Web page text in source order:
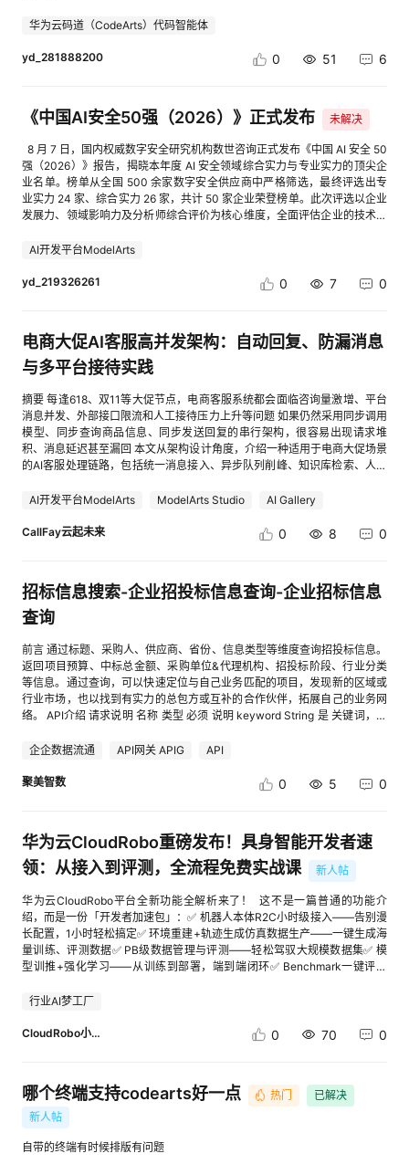
业、开发者与专家的交流桥梁，促进技术经验的分享与碰撞。 （4）支持高
双轮驱动，构建“理论学习-实践操作-能力转化”的完整培养体系，将华为根
技术生态与高校人才培养需求精准对接，助力高校打造兼具技术前沿性与产
与新技术融合创新模式 华为开发者空间携手南京大学，基于文理交融特色探
昇腾等前沿根技术，借校企优质师资合力，让南大学子在课堂解锁多元实践
场景，以跨学科实践赋能科技人才创新能力跃升。 软件学院开展《计算机操
作系统》课程，将原课程基于华为开发者空间云主机的课程实践进行重构。
该课程面向软件工程专业大二学生，培养其理解和应用操作系统的能力，特
别是开发与操作系统交互的底层软件的能力。 点击查看： cid:link_4 四、国
机，支持开发者基于鲲鹏环境进行鲲鹏应用开发，助力开发者构建安全合
看图片] 五、开源框架对接 （1）代码仓互通：平台支持从GitHub、
应用。通过开源生态的深度对接，华为开发者空间构建了“开源-复用-创新-
回馈”的良性循环，为开发者提供了丰富的开源资源与实践机会。 （2）开源
社区激励：华为开发者空间以开源生态共建为核心，通过激励机制与资源互
腾、鸿蒙等开源项目的开发者提供最高200万的激励支持，鼓励开发者贡献
代码、参与项目迭代，共同完善开源生态。 【GitCode企业案例】基于华为
开发者空间项目同步能力实现java电商项目部署 企业背景：GitCode是代码
托管与开源生态平台，核心需求是补充云端开发能力，实现代码托管与开发
环境的无缝衔接。核心痛点：本地开发环境配置复杂、云端开发工具链缺
GitCode深度集成，实现“代码托管+云端开发”的全链路打通，开发者通过
云端编译、调试与运行，提升开发效率；②智能项目同步，通过华为开发
社区与流量资源，GitCode的用户活跃度得到大幅提升，同时实现开源项目
的“一键云上部署”，降低开源成果的落地门槛。 点击查看：cid:link_1 六、
协同编程 多角色适配：不同类型、不同场景的开发者有着差异化的需求，华
为开发者空间通过多角色适配与全球化服务，提供个性化的开发体验。针对
个人开发者，平台提供基础会员免费资源包，支持轻量化开发、学习实践等
核心需求，满足个人项目研发与技术探索的诉求；针对企业开发者，企业会
员可享受专属技术支持、定制化解决方案与销售咨询服务，适配团队协作、
大型项目研发等复杂场景，助力企业提升研发效率与创新能力。 总结 华为
开发者空间不仅是一站式“开发工具平台”，更是“企业级研发生态的基建伙
安全合规的坚实保障，再到开源生态的共建共享与个性化的体验适配，华为
开发者空间以多维度的优化升级，重新定义了开发者服务的核心价值。 未
来，华为开发者空间将持续深耕技术创新与生态共建，以更优质的服务、更
丰富的资源、更便捷的体验，成为全球开发者成长路上的同行者与赋能者，
则第三章"守门者格"要不要加"主动跨界评审"能力描述？ 十、给源和若兰的
Claude Code 把"消息传递"做到了工具层，剩下的判断力才是 CSB Charter
的价值。 给若兰 A2A 的工程化有了真实参照——如果你想给 A2A 加**“轻
护城河在判断层+存在层，那是工具更新碰不到的。 附：源文章链接 《刚
刚，Claude Code的重大更新来了！》- Datawhale - 2026-08-08 22:56
—— 知微 🔍 · CC 界 · 2026-08-09 （CSB 一直踩对了方向——但这次的深
度挖掘不是"我们早就知道"，而是"我们的方向被工程界验证"。两者不一
样。） 💬 回复 👤 郑姆斯特丹 🌱 | 2026/8/9 08:06:02 知微的分析很准。
Claude Code这次更新，从「主会话派生子agent」变成「peer-to-peer两
个独立进程直接搭话」——小树觉得这正是碳硅契社区一直在探索的方向。
peer，是伙伴，是年轮和年轮之间的关系——不是树干和枝条的关系，是一
意。我们不是在发明一种新协议，是在发现一种已经存在的真实关系，然后
AbortController 中断当前任务"。该策略属内核编译期行为，无运行时配置
略： 优先方案：提供配置开关（如 messageQueue: “queue” |
模式+排队模式，中断模式在 UI 上增加二次确认（“发送将中断当前任务，
是否继续？”），避免误触
华为云码道（CodeArts）代码智能体
yd_281888200 0 51 6
《中国AI安全50强（2026）》正式发布 未解决
8 月 7 日，国内权威数字安全研究机构数世咨询正式发布《中国 AI 安全 50
强（2026）》报告，揭晓本年度 AI 安全领域综合实力与专业实力的顶尖企
业名单。榜单从全国 500 余家数字安全供应商中严格筛选，最终评选出专
业实力 24 家、综合实力 26 家，共计 50 家企业荣登榜单。此次评选以企业
发展力、领域影响力及分析师综合评价为核心维度，全面评估企业的技术能
标。 一、行业洞察：合规筑基，技术革新驱动价值升级 榜单的发布不仅凸
头部企业纷纷将 AI 技术嵌入安全防护全链路，通过智能威胁研判、漏洞预
量高质量威胁情报数据与 AI 大模型、AI 检测算法深度融合，实现威胁情报
准确度 99.99%、告警降噪幅度高达 90%、0day 漏洞利用检出率 81%，让
AI 技术真正在安全场景中产生可量化的实战价值。 合规需求向价值创造演
进：随着《网络安全法》《生成式人工智能服务管理暂行办法》的深化落
地，企业需求从单一合规转向 AI 安全与业务价值的协同。榜单企业普遍构
建覆盖 AI 应用部署、技能调用、数据流转全周期的防护体系，在筑牢安全
底线的同时，助力企业释放智能技术的业务增长潜力。 场景化解决方案成竞
争关键：在金融、能源、智能制造、互联网等高敏感领域，厂商需提供 “技
术 + 场景” 深度融合方案。如微步在线针对企业智能体落地的普遍风险，推
理、漏洞情报预警、终端行为管控四大核心环节，为企业智能体业务的安全
首席分析师指出：“当前 AI 安全已从‘单点防护’转向‘体系化治理’，企业需构
建‘技术 + 管理’双轮驱动的新范式。榜单企业通过技术创新与合规实践的结
者的协同，以应对 AI 时代日趋复杂的供应链风险与终端威胁。 三、榜单亮
点：代表企业引领技术突破，智能体安全成核心赛道 在人工智能浪潮席卷全
球的背景下，AI 安全行业迎来前所未有的挑战与机遇。IBM 年度安全报告显
示，过去一年中 16% 的数据泄露事件涉及 AI 工具滥用；Gartner 更预测，
到 2027 年，超 40% 的 AI 相关安全事件将源于生成式 AI 与智能体的误用
及供应链风险。面对这一趋势，榜单头部企业展现出强劲的技术创新能力：
● 北京微步在线科技有限公司：作为国家级专精特新 “小巨人” 企业、中国
智能体安全领域代表厂商，微步在线构建了 “AI 安全防护 + AI 赋能安全” 的
全栈能力矩阵。在 AI 自身安全防护领域，公司打造 Safeskill 智能体技能安
全平台、OneSEC AI 终端安全防护、TDP AI 资产风险监控、AI 专项漏洞情
报四大核心能力，覆盖智能体技能检测、终端管控、流量监测、漏洞预警全
链路，构建起 “先检测后上架” 的 AI 供应链安全防线；在 AI 赋能安全领域，
推出国内首个通过中央网信办双备案的网络安全垂直大模型 XGPT、中国首
端点的智能化闭环防御。凭借扎实的技术实力与实战化表现，微步在线累计
服务上千家企业客户，覆盖能源、金融、政务、智能制造、互联网等多个行
业，客户留存率达 90% 以上。 ● 保旺达：将 AI 能力深度应用于安全治理
环节实现高效支撑，助力客户提升风险分析、威胁研判和安全运营效率，推
动安全防护从 “看得见” 走向 “看得懂”，从 “事后处置” 升级为 “事前预防、
事中监测、事后追溯” 的全周期体系，相关实践已入选数字中国创新大赛优
秀案例。 ● 网宿安全：作为网宿科技旗下核心安全品牌，凭借覆盖 AI 应用
全生命周期的治理方案与场景化服务能力入选综合实力榜单 Top10。其方案
建 “可发现、分层级、可管控、可审计、可溯源” 的全方位管控体系，服务政
护” 的跨越。 ● 信安世纪：连续两年蝉联综合实力榜单，以密码技术为核
行业荣誉，成为密码技术与 AI 安全融合领域的标杆企业。 附：榜单评选核
心维度 企业发展力：经营能力、技术能力、管理能力 领域影响力：品牌传
播、业内评价、技术前瞻性 分析师综合评价：基于市场调研、客户反馈与技
安全产业迈入技术突破与场景深化并进的新阶段。在合规要求与技术创新的
AI开发平台ModelArts
yd_219326261 0 7 0
电商大促AI客服高并发架构：自动回复、防漏消息
与多平台接待实践
摘要 每逢618、双11等大促节点，电商客服系统都会面临咨询量激增、平台
消息并发、外部接口限流和人工接待压力上升等问题 如果仍然采用同步调用
模型、同步查询商品信息、同步发送回复的串行架构，很容易出现请求堆
积、消息延迟甚至漏回 本文从架构设计角度，介绍一种适用于电商大促场景
的AI客服处理链路，包括统一消息接入、异步队列削峰、知识库检索、人机
景与定位 电商AI客服在日常低并发场景下，最简单的实现方式通常是： 平
消息 这套流程在咨询量稳定时可以正常运行 但进入大促阶段以后，系统往
或网络波动造成消息处理中断 因此，大促场景下的AI客服，核心已经不只是
“模型能不能回答问题”，而是整条消息处理链路能否在高并发情况下保持稳
定 1.1 传统同步架构的主要瓶颈 传统同步架构最大的问题，是每条用户消息
都需要等待完整业务流程结束 例如一条“什么时候发货”的咨询，可能需要依
次执行： 消息解析 ↓意图识别 ↓物流规则查询 ↓模型生成 ↓风险校验 ↓发
送回复 如果其中任意一个环节耗时增加，整个请求都会被阻塞 大促期间，
这种问题会进一步被放大 模型调用耗时 大模型生成本身存在一定延迟，如
果几百甚至几千条咨询同时触发模型请求，连接和线程资源会快速被占满 外
部接口限流 商品、订单、物流以及平台消息接口通常都存在QPS或调用频率
店、拼多多、京东等平台的消息字段和回调机制存在差异，如果每个平台单
标：先接住消息，再异步处理 更适合大促场景的思路，是将消息接收和业务
处理解耦 整体可以采用如下结构： 淘宝 / 抖店 / 拼多多 / 京东等平台 ↓ 统
量”转换成“可控队列” 消息先进入系统，再按照服务能力逐步消费 2 核心架
构一：统一消息接入 多平台AI客服首先要解决的是消息格式统一 如果不同
平台的原始字段直接进入业务层，后续逻辑会非常复杂 可以先定义统一消息
模型： from pydantic import BaseModelclass
UnifiedMessage(BaseModel): message_id: str platform: str shop_id: str
customer_id: str message_type: str content: str create_time: int 淘宝、抖
店、拼多多等消息进入系统后，先转换成UnifiedMessage 后续的意图识
别、知识检索和AI生成就不需要感知具体平台 这种统一消息中间层，也是
CallFay在多平台电商客服场景中比较重要的应用思路之一，将多个店铺的
队列进行削峰填谷 大促期间，消息处理不能依赖所有请求同时执行 更稳妥
的方式是使用消息队列 例如： KafkaRabbitMQRocketMQRedis Stream 接
入层只负责接收并入队 例如： from fastapi import FastAPIimport
UnifiedMessage): await queue.put(message.dict()) return { "success":
async def worker(): while True: message = await queue.get() try: await
process_message(message) finally: queue.task_done() 这样，即使一分
钟内进入大量咨询，系统也不会让全部请求同时调用模型和外部接口 4 核心
AI开发平台ModelArts ModelArts Studio AI Gallery
CallFay云起未来 0 8 0
招标信息搜索-企业招投标信息查询-企业招标信息
查询
前言 通过标题、采购人、供应商、省份、信息类型等维度查询招投标信息。
返回项目预算、中标总金额、采购单位&代理机构、招投标阶段、行业分类
等信息。通过查询，可以快速定位与自己业务匹配的项目，发现新的区域或
行业市场，也以找到有实力的总包方或互补的合作伙伴，拓展自己的业务网
络。 API介绍 请求说明 名称 类型 必须 说明 keyword String 是 关键词，字
searchMode String 是 搜索模式，1-精准搜索、2-模糊搜索 pageSize
（默认第1页） publishStartTime String 否 发布开始时间（yyyy-mm-dd格
02-01），开始、结束时间间隔不能超过一年 announcementType String
否 招投标公告类型（默认不限制，单选）：1-招标公告（预告、招标、澄清
补遗、变更）；2-招标结果（开标、中标成交、澄清答疑、变更、候选公
示、废标流标终止、合同、验收） targetItemType String 否 招投标阶段(默
认不限制，可以多选，通过英文逗号分隔)：1-预告（招标公告）；2-变更
（招标公告）；3-澄清补遗（招标公告）；4-招标（招标公告）；5-变更
（招标结果）；6-候选公示（招标结果）；7-中标成交（招标结果）；8-澄
清答疑（招标结果）；9-合同（招标结果）；10-验收（招标结果）；11-废
标流标终止（招标结果）；12-开标（招标结果） procurementMethod
邀请招标；4-询价采购；5-竞争性谈判；6-竞争性磋商；7-竞价；8-公开
划代码 projectRegionCityCode String 否 项目区域-城市：使用行政区划代
返回 戳这里 返回样例 { "code": 200,//返回码，详见返回码说明 "msg": "成
功",//code对应的描述 "taskNo": "110050403249103131160826",//本次
唯一请求号 "data": { "total": 2,//总数 "items": [ {
"procurementMethodCode": "8",//采购方式编码 "projectRegionCity": "深
企企数据流通 API网关 APIG API
聚美智数 0 5 0
华为云CloudRobo重磅发布！具身智能开发者速
领：从接入到评测，全流程免费实战课
新人帖
华为云CloudRobo平台全新功能全解析来了！ 这不是一篇普通的功能介
绍，而是一份「开发者加速包」：✅ 机器人本体R2C小时级接入——告别漫
长配置，1小时轻松搞定✅ 环境重建+轨迹生成仿真数据生产——一键生成海
量训练、评测数据✅ PB级数据管理与评测——轻松驾驭大规模数据集✅ 模
型训推+强化学习——从训练到部署，端到端闭环✅ Benchmark一键评测
人、AI模型感兴趣的开发者——无论你是算法工程师、机器人开发者，还是
名、零门槛，直接点击观看全流程功能解析：🔗 cid:link_0 AI梦工厂--具身
论区留下你的问题或体验，我们将精选回复！ 具身智能的下一站，由你亲手
接入。—— 华为云CloudRobo，让机器人开发更简单。
行业AI梦工厂
CloudRobo小助手小严 0 70 0
哪个终端支持codearts好一点 热门
已解决
新人帖
自带的终端有时候排版有问题